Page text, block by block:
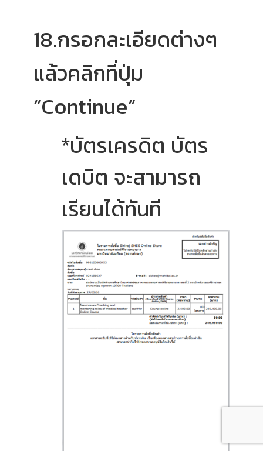
18.กรอกละเอียดต่างๆ
แล้วคลิกที่ปุ่ม
“Continue”
*บัตรเครดิต บัตร
เดบิต จะสามารถ
เรียนได้ทันที